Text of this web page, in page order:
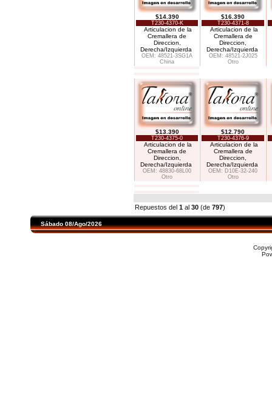
$14.390
T230-4370-K
Articulacion de la
Cremallera de
Direccion,
Derecha/Izquierda
OEM: 48521-3SG1A
China
$16.390
T230-4371-8
Articulacion de la
Cremallera de
Direccion,
Derecha/Izquierda
OEM: 48521-2J025
Otro
$13.390
T230-4375-0
Articulacion de la
Cremallera de
Direccion,
Derecha/Izquierda
OEM: 48830-68L00
Otro
$12.790
T230-4376-9
Articulacion de la
Cremallera de
Direccion,
Derecha/Izquierda
OEM: D10E-32-240
Otro
Repuestos del 1 al 30 (de 797)
Sábado 08/Ago/2026